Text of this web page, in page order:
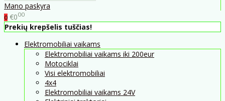
Mano paskyra
0 €000
Prekių krepšelis tuščias!
Elektromobiliai vaikams
Elektromobiliai vaikams iki 200eur
Motociklai
Visi elektromobiliai
4x4
Elektromobiliai vaikams 24V